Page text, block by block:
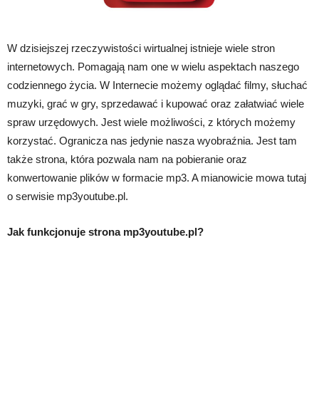
W dzisiejszej rzeczywistości wirtualnej istnieje wiele stron
internetowych. Pomagają nam one w wielu aspektach naszego
codziennego życia. W Internecie możemy oglądać filmy, słuchać
muzyki, grać w gry, sprzedawać i kupować oraz załatwiać wiele
spraw urzędowych. Jest wiele możliwości, z których możemy
korzystać. Ogranicza nas jedynie nasza wyobraźnia. Jest tam
także strona, która pozwala nam na pobieranie oraz
konwertowanie plików w formacie mp3. A mianowicie mowa tutaj
o serwisie mp3youtube.pl.
Jak funkcjonuje strona mp3youtube.pl?